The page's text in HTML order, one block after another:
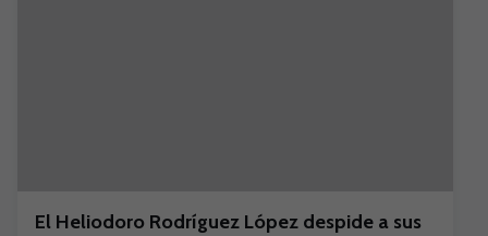
El Heliodoro Rodríguez López despide a sus